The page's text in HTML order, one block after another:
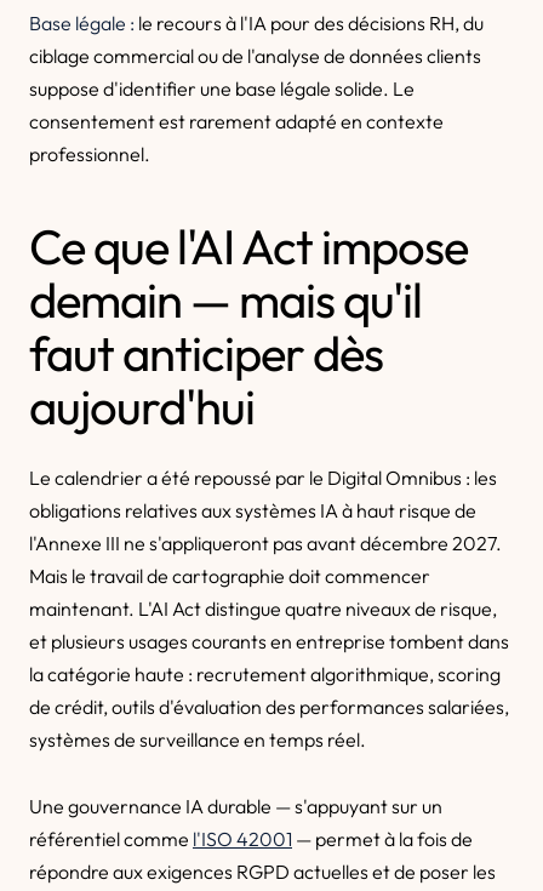
Base légale : le recours à l'IA pour des décisions RH, du
ciblage commercial ou de l'analyse de données clients
suppose d'identifier une base légale solide. Le
consentement est rarement adapté en contexte
professionnel.
Ce que l'AI Act impose
demain — mais qu'il
faut anticiper dès
aujourd'hui
Le calendrier a été repoussé par le Digital Omnibus : les
obligations relatives aux systèmes IA à haut risque de
l'Annexe III ne s'appliqueront pas avant décembre 2027.
Mais le travail de cartographie doit commencer
maintenant. L'AI Act distingue quatre niveaux de risque,
et plusieurs usages courants en entreprise tombent dans
la catégorie haute : recrutement algorithmique, scoring
de crédit, outils d'évaluation des performances salariées,
systèmes de surveillance en temps réel.
Une gouvernance IA durable — s'appuyant sur un
référentiel comme l'ISO 42001 — permet à la fois de
répondre aux exigences RGPD actuelles et de poser les